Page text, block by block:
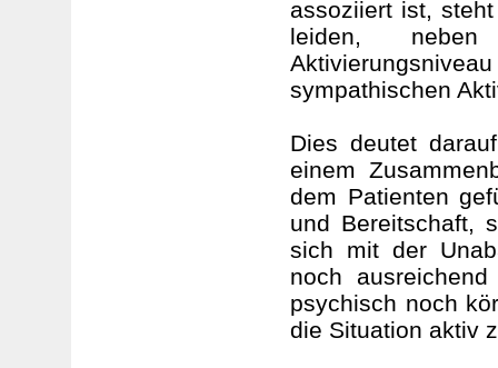
assoziiert ist,
leiden, neben
sympathischen
Dies deutet
einem
dem Patienten
und Bereitschaft,
sich mit der
noch
psychisch noch
die Situation aktiv